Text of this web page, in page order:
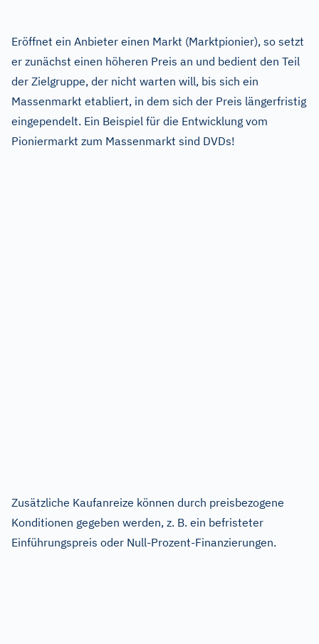
Eröffnet ein Anbieter einen Markt (Marktpionier), so setzt
er zunächst einen höheren Preis an und bedient den Teil
der Zielgruppe, der nicht warten will, bis sich ein
Massenmarkt etabliert, in dem sich der Preis längerfristig
eingependelt. Ein Beispiel für die Entwicklung vom
Pioniermarkt zum Massenmarkt sind DVDs!
Zusätzliche Kaufanreize können durch preisbezogene
Konditionen gegeben werden, z. B. ein befristeter
Einführungspreis oder Null-Prozent-Finanzierungen.